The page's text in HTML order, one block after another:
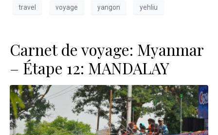
travel voyage yangon yehliu
Carnet de voyage: Myanmar
– Étape 12: MANDALAY